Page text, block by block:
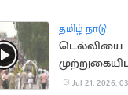
தமிழ் நாடு
டெல்லியை
Jul 21, 2026,